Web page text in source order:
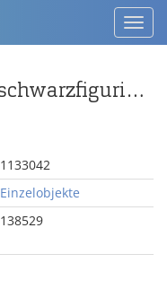
Fragment eines attisch-schwarzfigurigen Skyphos mit Pferd und Reiter
1133042
Einzelobjekte
138529